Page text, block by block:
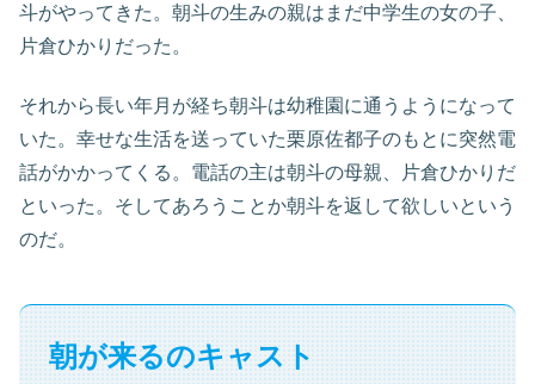
斗がやってきた。朝斗の生みの親はまだ中学生の女の子、
片倉ひかりだった。
それから長い年月が経ち朝斗は幼稚園に通うようになって
いた。幸せな生活を送っていた栗原佐都子のもとに突然電
話がかかってくる。電話の主は朝斗の母親、片倉ひかりだ
といった。そしてあろうことか朝斗を返して欲しいという
のだ。
朝が来るのキャスト